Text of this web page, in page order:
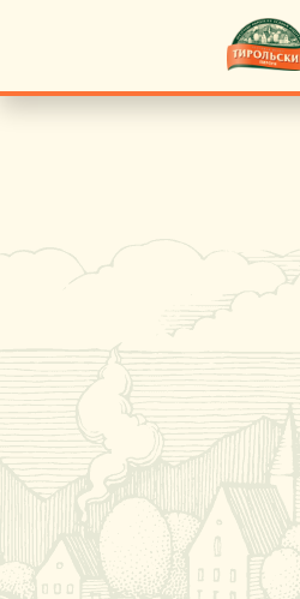
Пирожные «Тирольские» ®
Торты «Тирольские» ®
Куличи
Кафе-кондитерские
Новости
Где купить